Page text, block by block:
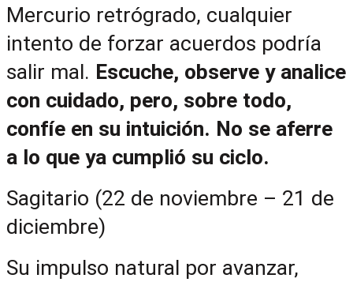
Mercurio retrógrado, cualquier
intento de forzar acuerdos podría
salir mal. Escuche, observe y analice
con cuidado, pero, sobre todo,
confíe en su intuición. No se aferre
a lo que ya cumplió su ciclo.
Sagitario (22 de noviembre – 21 de
diciembre)
Su impulso natural por avanzar,